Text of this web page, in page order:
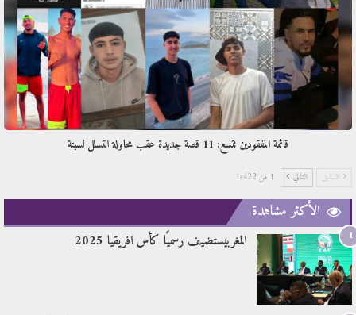
قائمة المفقودين تتسع: 11 قصة جديدة عقب محاولة التسلل لسبتة
السابق التالي 1 من 1٬422
الأكثر مشاهدة
1 المغربيستضيف رسميًا كأس افريقيا 2025